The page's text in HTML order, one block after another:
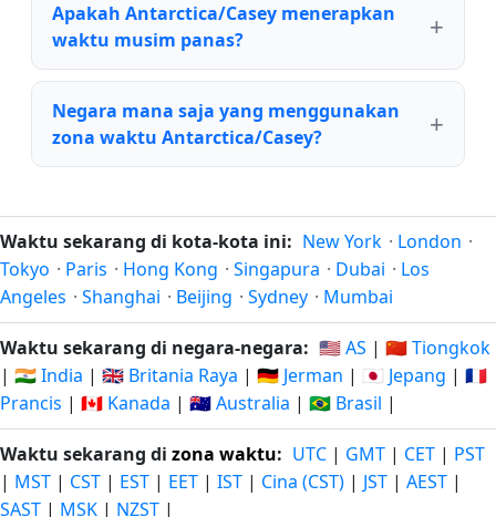
Apakah Antarctica/Casey menerapkan
waktu musim panas?
Negara mana saja yang menggunakan
zona waktu Antarctica/Casey?
Waktu sekarang di kota-kota ini: New York · London ·
Tokyo · Paris · Hong Kong · Singapura · Dubai · Los
Angeles · Shanghai · Beijing · Sydney · Mumbai
Waktu sekarang di negara-negara: 🇺🇸 AS | 🇨🇳 Tiongkok
| 🇮🇳 India | 🇬🇧 Britania Raya | 🇩🇪 Jerman | 🇯🇵 Jepang | 🇫🇷
Prancis | 🇨🇦 Kanada | 🇦🇺 Australia | 🇧🇷 Brasil |
Waktu sekarang di zona waktu: UTC | GMT | CET | PST
| MST | CST | EST | EET | IST | Cina (CST) | JST | AEST |
SAST | MSK | NZST |